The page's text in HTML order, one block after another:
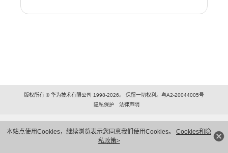
本站点使用Cookies，继续浏览表示您同意我们使用Cookies。 Cookies和隐
私政策>
版权所有 © 华为技术有限公司 1998-2026。 保留一切权利。粤A2-20044005号
隐私保护
法律声明